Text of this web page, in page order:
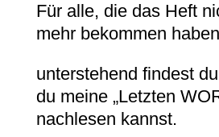
Für alle, die das Heft
mehr bekommen
unterstehend findest
du meine „Letzten
nachlesen kannst.